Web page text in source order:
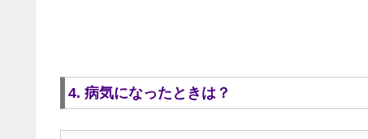
4. 病気になったときは？